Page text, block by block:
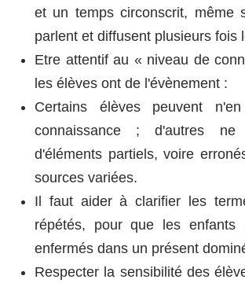
et un temps circonscrit, même
parlent et diffusent plusieurs fois
Etre attentif au « niveau de
les élèves ont de l'évènement :
Certains élèves peuvent
connaissance ; d'autres ne
d'éléments partiels, voire
sources variées.
Il faut aider à clarifier les
répétés, pour que les enfants
enfermés dans un présent
Respecter la sensibilité des